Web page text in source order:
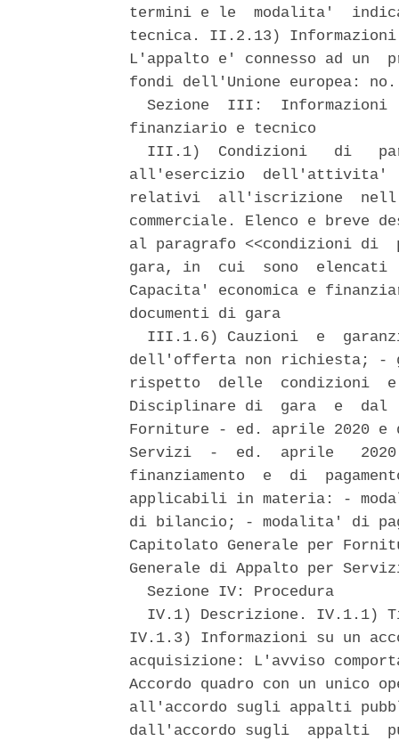
termini e le  modalita'
tecnica. II.2.13)
L'appalto e' connesso ad un
fondi dell'Unione europea:
Sezione  III:  Informazioni
finanziario e tecnico
III.1)  Condizioni   di
all'esercizio  dell'attivita'
relativi  all'iscrizione
commerciale. Elenco e
al paragrafo <<condizioni di
gara, in  cui  sono
Capacita' economica e
documenti di gara
III.1.6) Cauzioni  e
dell'offerta non richiesta; -
rispetto  delle  condizioni
Disciplinare di  gara  e  dal
Forniture - ed. aprile 2020 e
Servizi  -  ed.  aprile
finanziamento  e  di
applicabili in materia: -
di bilancio; - modalita' di
Capitolato Generale per
Generale di Appalto per
  Sezione IV: Procedura
IV.1) Descrizione. IV.1.1)
IV.1.3) Informazioni su un
acquisizione: L'avviso
Accordo quadro con un
all'accordo sugli appalti
dall'accordo sugli  appalti